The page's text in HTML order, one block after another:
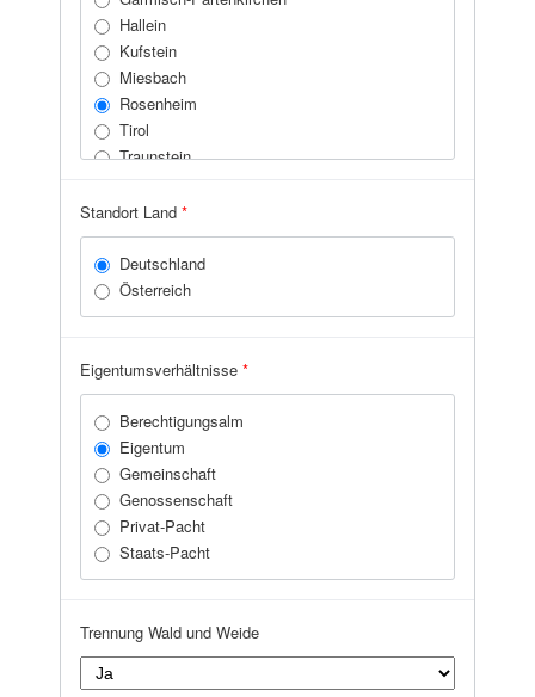
Hallein
Kufstein
Miesbach
Rosenheim
Tirol
Traunstein
Standort Land*
Deutschland
Österreich
Eigentumsverhältnisse*
Berechtigungsalm
Eigentum
Gemeinschaft
Genossenschaft
Privat-Pacht
Staats-Pacht
Trennung Wald und Weide